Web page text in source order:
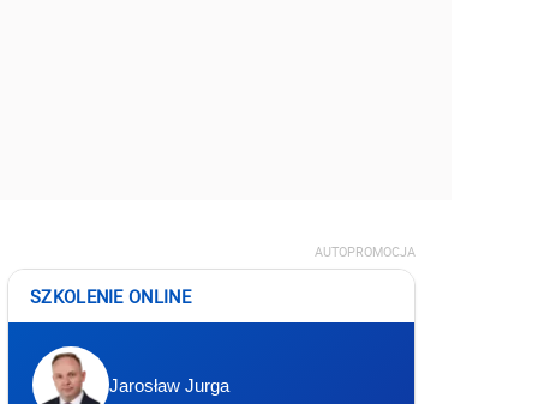
AUTOPROMOCJA
SZKOLENIE ONLINE
Jarosław Jurga